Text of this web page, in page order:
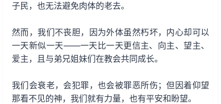
子民，也无法避免肉体的老去。
然而，我们不丧胆，因为外体虽然朽坏，内心却可以
一天新似一天——一天比一天更信主、向主、望主、
爱主，且与弟兄姐妹们在教会共同成长。
我们会衰老，会犯罪，也会被罪恶所伤；但因着仰望
那看不见的神，我们就有力量，也有平安和盼望。